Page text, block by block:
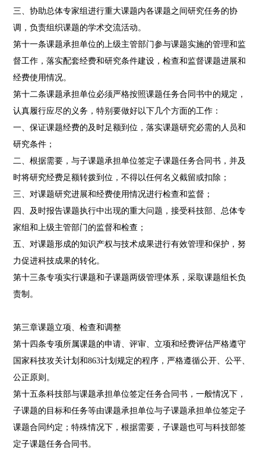
三、协助总体专家组进行重大课题内各课题之间研究任务的协
调，负责组织课题的学术交流活动。
第十一条课题承担单位的上级主管部门参与课题实施的管理和监
督工作，落实配套经费和研究条件建设，检查和监督课题进展和
经费使用情况。
第十二条课题承担单位必须严格按照课题任务合同书中的规定，
认真履行应尽的义务，特别要做好以下几个方面的工作：
一、保证课题经费的及时足额到位，落实课题研究必需的人员和
研究条件；
二、根据需要，与子课题承担单位签定子课题任务合同书，并及
时将研究经费足额转拨到位，不得以任何名义截留或扣除；
三、对课题研究进展和经费使用情况进行检查和监督；
四、及时报告课题执行中出现的重大问题，接受科技部、总体专
家组和上级主管部门的监督和检查；
五、对课题形成的知识产权与技术成果进行有效管理和保护，努
力促进科技成果的转化。
第十三条专项实行课题和子课题两级管理体系，采取课题组长负
责制。
第三章课题立项、检查和调整
第十四条专项所属课题的申请、评审、立项和经费评估严格遵守
国家科技攻关计划和863计划规定的程序，严格遵循公开、公平、
公正原则。
第十五条科技部与课题承担单位签定任务合同书，一般情况下，
子课题的目标和任务等由课题承担单位与子课题承担单位签定子
课题合同约定；特殊情况下，根据需要，子课题也可与科技部签
定子课题任务合同书。